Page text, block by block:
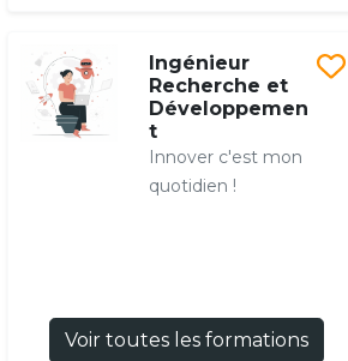
Ingénieur
Recherche et
Développemen
t
Innover c'est mon
quotidien !
Voir toutes les formations